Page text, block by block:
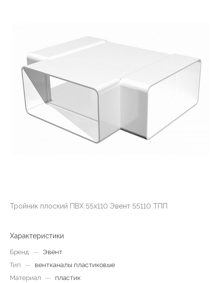
Тройник плоский ПВХ 55х110 Эвент 55110 ТПП
Характеристики
Бренд —
Эвент
Тип
—
вентканалы пластиковые
Материал
—
пластик